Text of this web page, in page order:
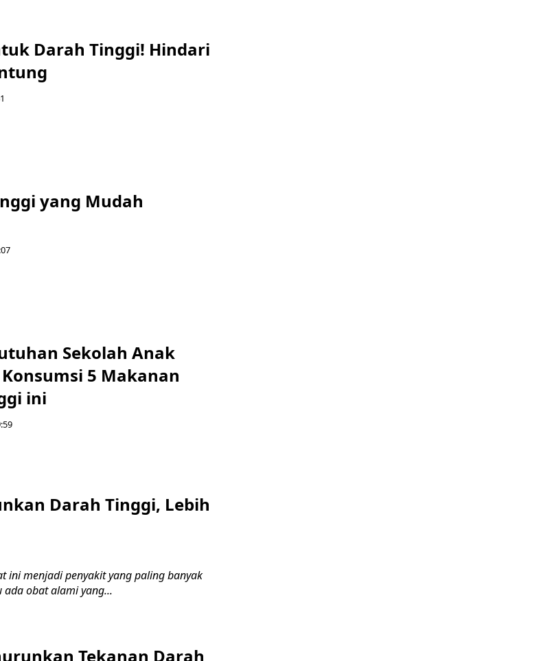
Darah Tinggi! Hindari
yang Mudah
Sekolah Anak
5 Makanan
ini
Darah Tinggi, Lebih
ini menjadi penyakit yang paling banyak
obat alami yang...
Tekanan Darah